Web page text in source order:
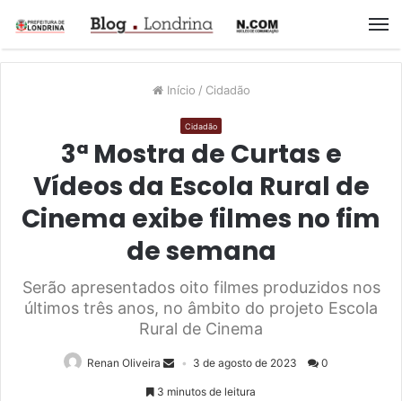
Início / Cidadão
Cidadão
3ª Mostra de Curtas e
Vídeos da Escola Rural de
Cinema exibe filmes no fim
de semana
Serão apresentados oito filmes produzidos nos
últimos três anos, no âmbito do projeto Escola
Rural de Cinema
Renan Oliveira 3 de agosto de 2023 0
3 minutos de leitura